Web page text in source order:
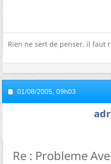
Rien ne sert de penser, il faut
01/08/2005, 09h03
Re : Probleme